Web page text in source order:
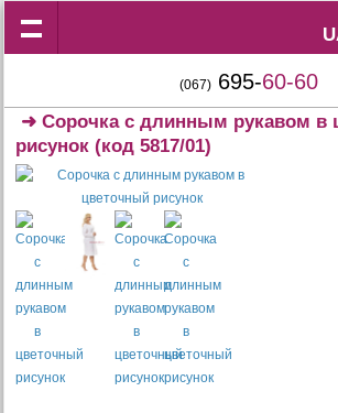
(067) 695-60-60
➜Сорочка с длинным рукавом в
рисунок (код 5817/01)